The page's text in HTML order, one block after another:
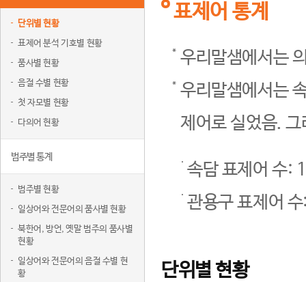
단위별 현황
표제어 분석 기호별 현황
품사별 현황
음절 수별 현황
첫 자모별 현황
다의어 현황
범주별 통계
범주별 현황
일상어와 전문어의 품사별 현황
북한어, 방언, 옛말 범주의 품사별
현황
일상어와 전문어의 음절 수별 현
황
표제어 통계
우리말샘에서는
우리말샘에서는
제어로 실었음.
속담 표제어 수:
관용구 표제어
단위별 현황